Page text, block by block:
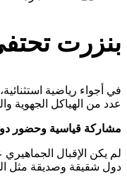
بنزرت
في أجواء رياضية
عدد من الهياكل الجهوية
مشاركة قياسية وحضور
دول شقيقة وصديقة مثل